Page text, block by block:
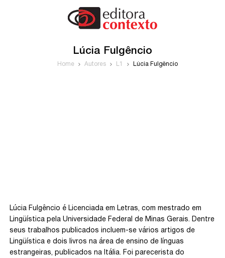
Lúcia Fulgêncio
Home Autores L1 Lúcia Fulgêncio
Lúcia Fulgêncio é Licenciada em Letras, com mestrado em
Lingüística pela Universidade Federal de Minas Gerais. Dentre
seus trabalhos publicados incluem-se vários artigos de
Lingüística e dois livros na área de ensino de línguas
estrangeiras, publicados na Itália. Foi parecerista do